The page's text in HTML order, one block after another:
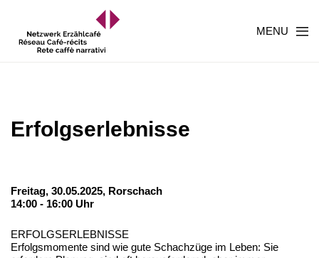
MENU
Erfolgserlebnisse
Freitag, 30.05.2025, Rorschach
14:00 - 16:00 Uhr
ERFOLGSERLEBNISSE
Erfolgsmomente sind wie gute Schachzüge im Leben: Sie